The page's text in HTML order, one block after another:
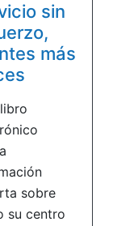
sin
más
sobre
su centro